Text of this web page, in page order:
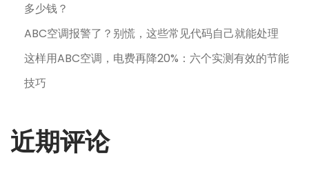
多少钱？
ABC空调报警了？别慌，这些常见代码自己就能处理
这样用ABC空调，电费再降20%：六个实测有效的节能
技巧
近期评论